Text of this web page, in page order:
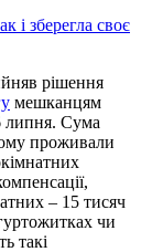
і зберегла своє
рішення
мешканцям
липня. Сума
проживали
– 15 тисяч
чи
такі